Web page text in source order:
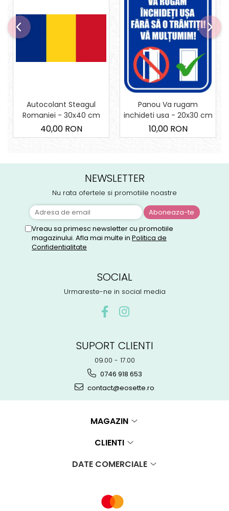
Autocolant Steagul
Romaniei - 30x40 cm
40,00 RON
Panou Va rugam
inchideti usa - 20x30 cm
10,00 RON
NEWSLETTER
Nu rata ofertele si promotiile noastre
Vreau sa primesc newsletter cu promotiile
magazinului. Afla mai multe in Politica de
Confidentialitate
SOCIAL
Urmareste-ne in social media
SUPORT CLIENTI
09.00 - 17.00
0746 918 653
contact@eosette.ro
MAGAZIN
CLIENTI
DATE COMERCIALE